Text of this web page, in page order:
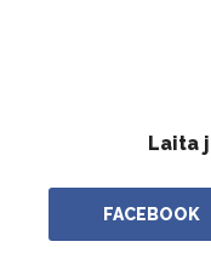
Laita
FACEBOOK